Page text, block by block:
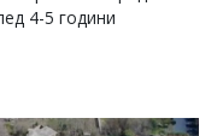
4-5 години